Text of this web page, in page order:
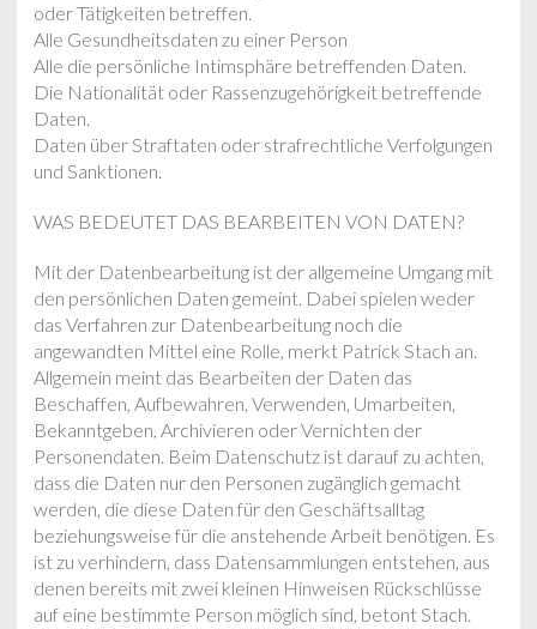
oder Tätigkeiten betreffen.
Alle Gesundheitsdaten zu einer Person
Alle die persönliche Intimsphäre betreffenden Daten.
Die Nationalität oder Rassenzugehörigkeit betreffende
Daten.
Daten über Straftaten oder strafrechtliche Verfolgungen
und Sanktionen.
WAS BEDEUTET DAS BEARBEITEN VON DATEN?
Mit der Datenbearbeitung ist der allgemeine Umgang mit
den persönlichen Daten gemeint. Dabei spielen weder
das Verfahren zur Datenbearbeitung noch die
angewandten Mittel eine Rolle, merkt Patrick Stach an.
Allgemein meint das Bearbeiten der Daten das
Beschaffen, Aufbewahren, Verwenden, Umarbeiten,
Bekanntgeben, Archivieren oder Vernichten der
Personendaten. Beim Datenschutz ist darauf zu achten,
dass die Daten nur den Personen zugänglich gemacht
werden, die diese Daten für den Geschäftsalltag
beziehungsweise für die anstehende Arbeit benötigen. Es
ist zu verhindern, dass Datensammlungen entstehen, aus
denen bereits mit zwei kleinen Hinweisen Rückschlüsse
auf eine bestimmte Person möglich sind, betont Stach.